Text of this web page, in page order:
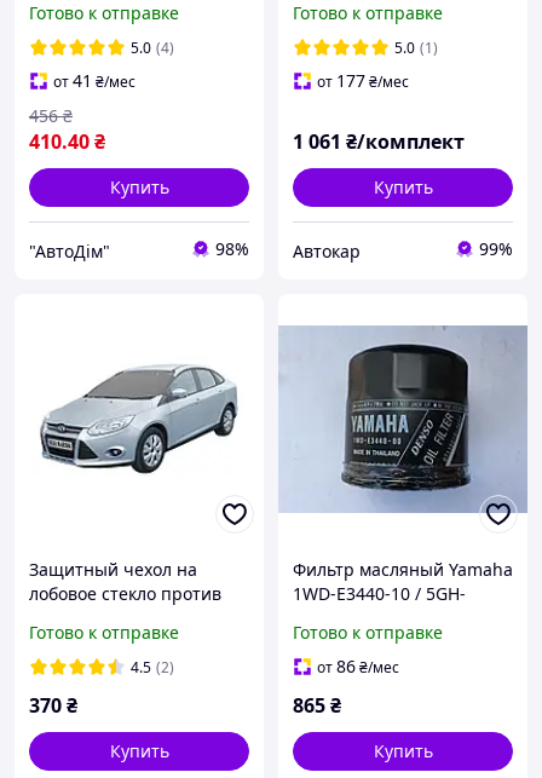
Готово к отправке
5.0 (4)
от41 ₴/мес
410.40₴
456 ₴
Купить
"АвтоДім" 98%
Готово к отправке
5.0 (1)
от 177₴/мес
1 061 ₴/комплект
Купить
Автокар 99%
Защитный чехол на
лобовое стекло против
Kegel-Błażusiak
Готово к отправке
4.5 (2)
370₴
Купить
Фильтр масляный Yamaha
1WD-E3440-10 / 5GH-
Готово к отправке
от86₴/мес
865₴
Купить